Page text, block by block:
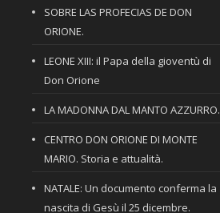
SOBRE LAS PROFECIAS DE DON
ORIONE.
LEONE XIII: il Papa della gioventù di
Don Orione
LA MADONNA DAL MANTO AZZURRO.
CENTRO DON ORIONE DI MONTE
MARIO. Storia e attualità.
NATALE: Un documento conferma la
nascita di Gesù il 25 dicembre.